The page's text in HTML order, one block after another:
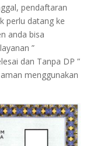
pendaftaran
perlu datang ke
anda bisa
”
dan Tanpa DP ”
menggunakan